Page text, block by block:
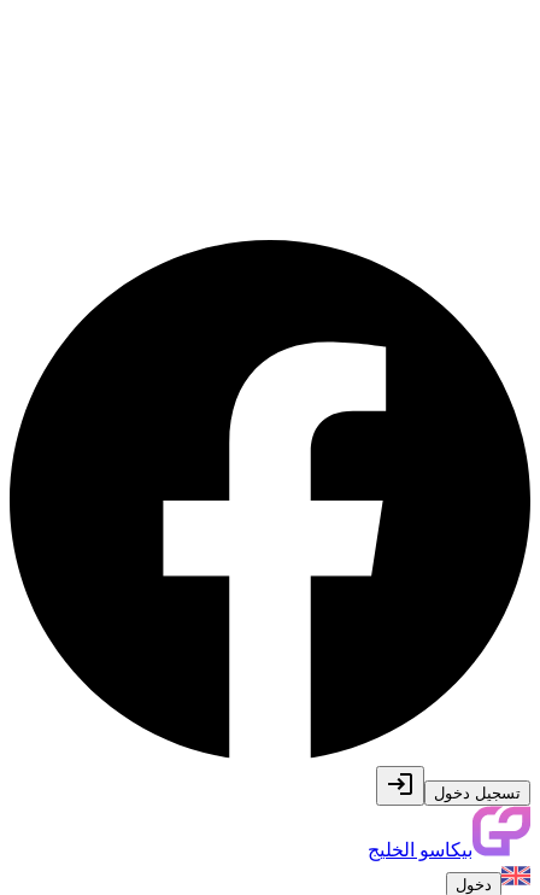
تسجيل دخول
بيكاسو الخليج
دخول